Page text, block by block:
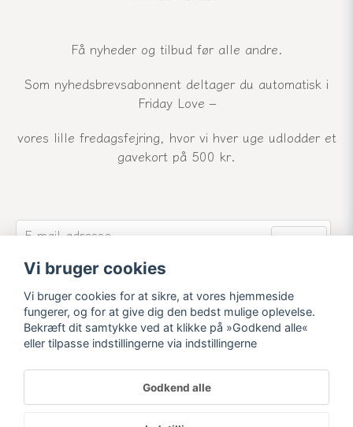
Få nyheder og tilbud før alle andre.
Som nyhedsbrevsabonnent deltager du automatisk i
Friday Love –
vores lille fredagsfejring, hvor vi hver uge udlodder et
gavekort på 500 kr.
emailE-mail-adresse
Tilmeld dig vores nyhedsbrev og modtag vores
seneste nyheder og tilbud.
Powered by Nyehandel AB
Vi bruger cookies
Vi bruger cookies for at sikre, at vores hjemmeside
fungerer, og for at give dig den bedst mulige oplevelse.
Bekræft dit samtykke ved at klikke på »Godkend alle«
eller tilpasse indstillingerne via indstillingerne
Godkend alle